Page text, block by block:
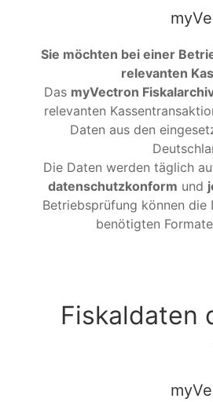
Sie möchten bei einer
relevanten
Das myVectron
relevanten
Daten aus den
Die Daten werden täglich
datenschutzkonform und
Betriebsprüfung können die
benötigten
Fiskaldaten